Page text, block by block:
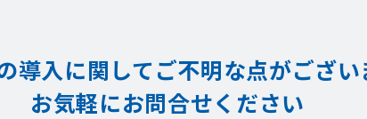
導入に関してご不明な点がござ
お気軽にお問合せください